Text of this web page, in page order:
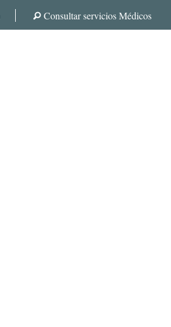
Consultar servicios Médicos